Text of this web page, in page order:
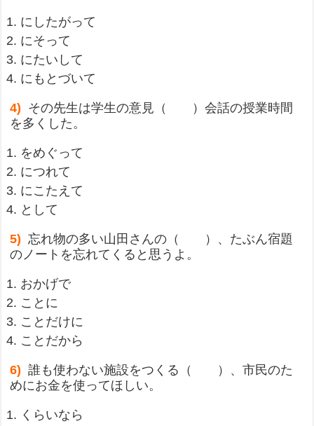
にしたがって
にそって
にたいして
にもとづいて
4) その先生は学生の意見（ ）会話の授業時間
を多くした。
をめぐって
につれて
にこたえて
として
5) 忘れ物の多い山田さんの（ ）、たぶん宿題
のノートを忘れてくると思うよ。
おかげで
ことに
ことだけに
ことだから
6) 誰も使わない施設をつくる（ ）、市民のた
めにお金を使ってほしい。
くらいなら